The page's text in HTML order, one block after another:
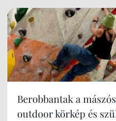
Berobbantak a
outdoor körkép és